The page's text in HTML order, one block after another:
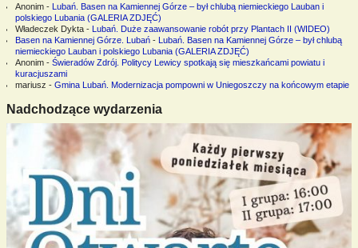
Anonim- Lubań. Basen na Kamiennej Górze – był chlubą niemieckiego Lauban i
polskiego Lubania (GALERIA ZDJĘĆ)
Władeczek Dykta- Lubań. Duże zaawansowanie robót przy Plantach II (WIDEO)
Basen na Kamiennej Górze. Lubań- Lubań. Basen na Kamiennej Górze – był chlubą
niemieckiego Lauban i polskiego Lubania (GALERIA ZDJĘĆ)
Anonim- Świeradów Zdrój. Politycy Lewicy spotkają się mieszkańcami powiatu i
kuracjuszami
mariusz - Gmina Lubań. Modernizacja pompowni w Uniegoszczy na końcowym etapie
Nadchodzące wydarzenia